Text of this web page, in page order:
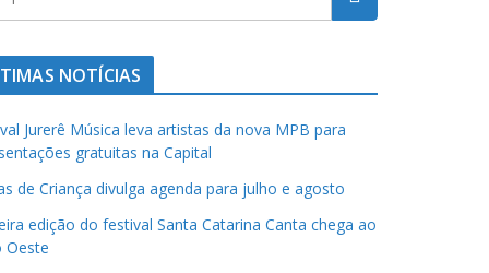
NOTÍCIAS
Jurerê Música leva artistas da nova MPB para
gratuitas na Capital
de Criança divulga agenda para julho e agosto
edição do festival Santa Catarina Canta chega ao
Oeste